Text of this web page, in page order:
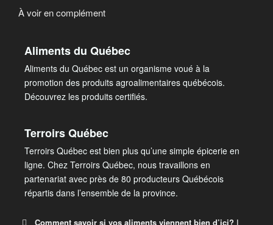
À voir en complément
Aliments du Québec
Aliments du Québec est un organisme voué à la
promotion des produits agroalimentaires québécois.
Découvrez les produits certifiés.
Terroirs Québec
Terroirs Québec est bien plus qu’une simple épicerie en
ligne. Chez Terroirs Québec, nous travaillons en
partenariat avec près de 80 producteurs Québécois
répartis dans l’ensemble de la province.
Comment savoir si vos aliments viennent bien d’ici? |